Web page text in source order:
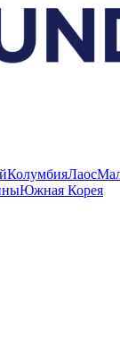
КолумбияЛаос
Южная Корея